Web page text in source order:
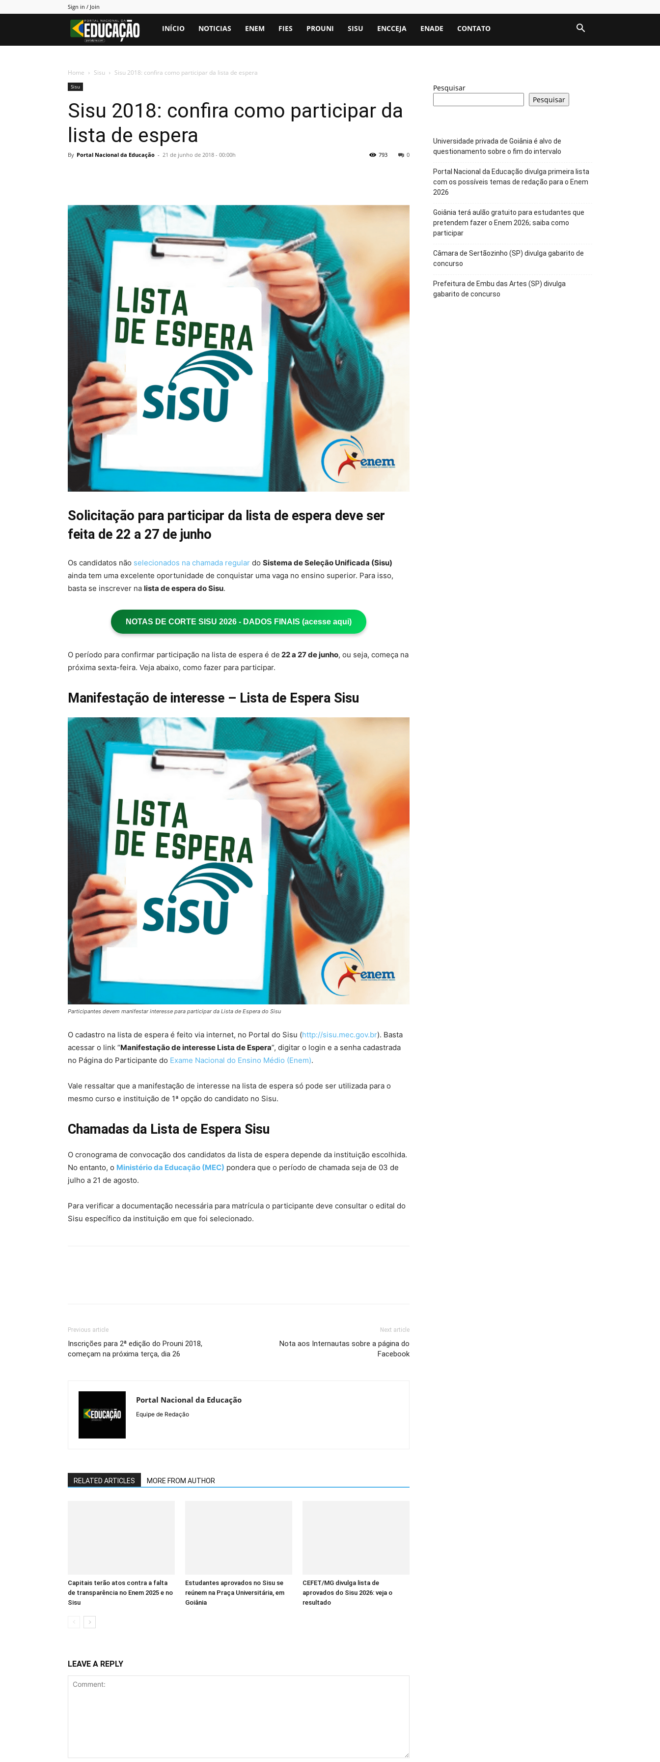
Sign in / Join
Portal
INÍCIO NOTICIAS ENEM FIES PROUNI SISU ENCCEJA ENADE CONTATO
Home Sisu Sisu 2018: confira como participar da lista de espera
Sisu
Sisu 2018: confira como participar da
lista de espera
By Portal Nacional da Educação - 21 de junho de 2018 - 00:00h 0
793
Solicitação para participar da lista de espera deve ser
feita de 22 a 27 de junho
Os candidatos não selecionados na chamada regular do Sistema de Seleção Unificada (Sisu)
ainda tem uma excelente oportunidade de conquistar uma vaga no ensino superior. Para isso,
basta se inscrever na lista de espera do Sisu.
NOTAS DE CORTE SISU 2026 - DADOS FINAIS (acesse aqui)
O período para confirmar participação na lista de espera é de 22 a 27 de junho, ou seja, começa na
próxima sexta-feira. Veja abaixo, como fazer para participar.
Manifestação de interesse – Lista de Espera Sisu
Participantes devem manifestar interesse para participar da Lista de Espera do Sisu
O cadastro na lista de espera é feito via internet, no Portal do Sisu (http://sisu.mec.gov.br). Basta
acessar o link “Manifestação de interesse Lista de Espera”, digitar o login e a senha cadastrada
no Página do Participante do Exame Nacional do Ensino Médio (Enem).
Vale ressaltar que a manifestação de interesse na lista de espera só pode ser utilizada para o
mesmo curso e instituição de 1ª opção do candidato no Sisu.
Chamadas da Lista de Espera Sisu
O cronograma de convocação dos candidatos da lista de espera depende da instituição escolhida.
No entanto, o Ministério da Educação (MEC) pondera que o período de chamada seja de 03 de
julho a 21 de agosto.
Para verificar a documentação necessária para matrícula o participante deve consultar o edital do
Sisu específico da instituição em que foi selecionado.
Previous article
Inscrições para 2ª edição do Prouni 2018,
começam na próxima terça, dia 26
Next article
Nota aos Internautas sobre a página do
Facebook
Portal Nacional da Educação
Equipe de Redação
RELATED ARTICLES MORE FROM AUTHOR
Capitais terão atos contra a falta
de transparência no Enem 2025 e no
Sisu
Estudantes aprovados no Sisu se
reúnem na Praça Universitária, em
Goiânia
CEFET/MG divulga lista de
aprovados do Sisu 2026: veja o
resultado
LEAVE A REPLY
Pesquisar
Pesquisar
Universidade privada de Goiânia é alvo de
questionamento sobre o fim do intervalo
Portal Nacional da Educação divulga primeira lista
com os possíveis temas de redação para o Enem
2026
Goiânia terá aulão gratuito para estudantes que
pretendem fazer o Enem 2026; saiba como
participar
Câmara de Sertãozinho (SP) divulga gabarito de
concurso
Prefeitura de Embu das Artes (SP) divulga
gabarito de concurso